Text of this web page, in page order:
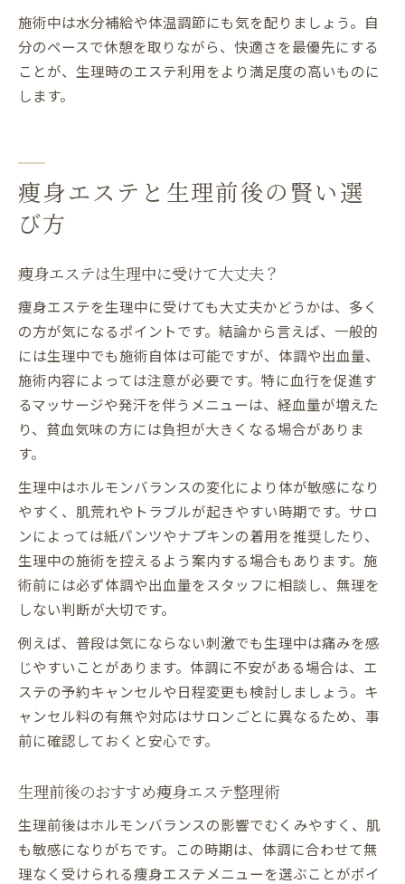
施術中は水分補給や体温調節にも気を配りましょう。自
分のペースで休憩を取りながら、快適さを最優先にする
ことが、生理時のエステ利用をより満足度の高いものに
します。
痩身エステと生理前後の賢い選
び方
痩身エステは生理中に受けて大丈夫？
痩身エステを生理中に受けても大丈夫かどうかは、多く
の方が気になるポイントです。結論から言えば、一般的
には生理中でも施術自体は可能ですが、体調や出血量、
施術内容によっては注意が必要です。特に血行を促進す
るマッサージや発汗を伴うメニューは、経血量が増えた
り、貧血気味の方には負担が大きくなる場合がありま
す。
生理中はホルモンバランスの変化により体が敏感になり
やすく、肌荒れやトラブルが起きやすい時期です。サロ
ンによっては紙パンツやナプキンの着用を推奨したり、
生理中の施術を控えるよう案内する場合もあります。施
術前には必ず体調や出血量をスタッフに相談し、無理を
しない判断が大切です。
例えば、普段は気にならない刺激でも生理中は痛みを感
じやすいことがあります。体調に不安がある場合は、エ
ステの予約キャンセルや日程変更も検討しましょう。キ
ャンセル料の有無や対応はサロンごとに異なるため、事
前に確認しておくと安心です。
生理前後のおすすめ痩身エステ整理術
生理前後はホルモンバランスの影響でむくみやすく、肌
も敏感になりがちです。この時期は、体調に合わせて無
理なく受けられる痩身エステメニューを選ぶことがポイ